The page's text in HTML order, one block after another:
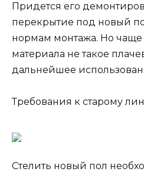
Придется его
перекрытие под новый
нормам монтажа. Но чаще
материала не такое
дальнейшее
Требования к старому
Стелить новый пол